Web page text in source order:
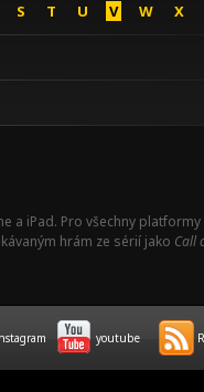
S T U V W X
a iPad. Pro všechny
hrám ze sérií jako Call
youtube